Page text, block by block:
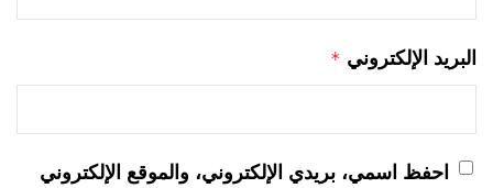
البريد الإلكتروني *
احفظ اسمي، بريدي الإلكتروني، والموقع الإلكتروني